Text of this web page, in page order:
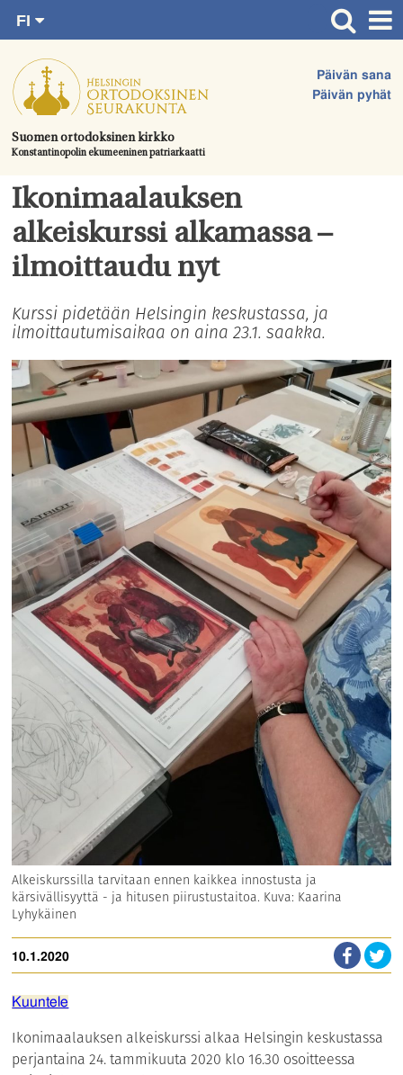
suoraan
sisältöön.
Suomen ortodoksinen kirkko
Konstantinopolin ekumeeninen patriarkaatti
Päivän sana
Päivän pyhät
FI
SV
EN
UA
Etusivu
Ajankohtaista
Juhlat & toimitukset
Kirkot
Apua & tukea
Tule mukaan
Yhteystiedot
Ikonimaalauksen
alkeiskurssi alkamassa –
ilmoittaudu nyt
Kurssi pidetään Helsingin keskustassa, ja
ilmoittautumisaikaa on aina 23.1. saakka.
Alkeiskurssilla tarvitaan ennen kaikkea innostusta ja
kärsivällisyyttä - ja hitusen piirustustaitoa. Kuva: Kaarina
Lyhykäinen
10.1.2020
Kuuntele
Ikonimaalauksen alkeiskurssi alkaa Helsingin keskustassa
perjantaina 24. tammikuuta 2020 klo 16.30 osoitteessa